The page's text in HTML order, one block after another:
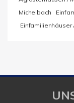
Michelbach